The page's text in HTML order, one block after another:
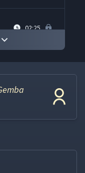
02:25